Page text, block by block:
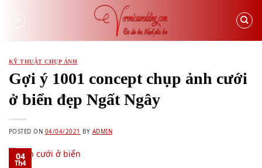
KỸ THUẬT CHỤP ẢNH
Gợi ý 1001 concept chụp ảnh cưới
ở biển đẹp Ngất Ngây
POSTED ON 04/04/2021 BY ADMIN
04
Th4